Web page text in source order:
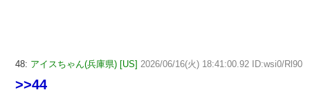
48: アイスちゃん(兵庫県) [US] 2026/06/16(火) 18:41:00.92 ID:wsi0/Rl90
>>44